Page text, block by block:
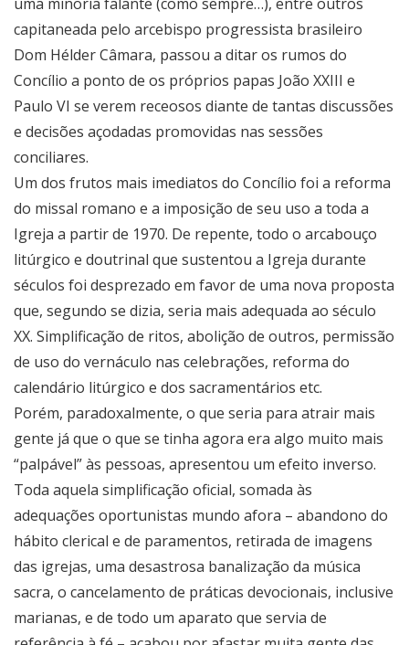
capitaneada pelo arcebispo progressista brasileiro
Dom Hélder Câmara, passou a ditar os rumos do
Concílio a ponto de os próprios papas João XXIII e
Paulo VI se verem receosos diante de tantas discussões
e decisões açodadas promovidas nas sessões
conciliares.
Um dos frutos mais imediatos do Concílio foi a reforma
do missal romano e a imposição de seu uso a toda a
Igreja a partir de 1970. De repente, todo o arcabouço
litúrgico e doutrinal que sustentou a Igreja durante
séculos foi desprezado em favor de uma nova proposta
que, segundo se dizia, seria mais adequada ao século
XX. Simplificação de ritos, abolição de outros, permissão
de uso do vernáculo nas celebrações, reforma do
calendário litúrgico e dos sacramentários etc.
Porém, paradoxalmente, o que seria para atrair mais
gente já que o que se tinha agora era algo muito mais
“palpável” às pessoas, apresentou um efeito inverso.
Toda aquela simplificação oficial, somada às
adequações oportunistas mundo afora – abandono do
hábito clerical e de paramentos, retirada de imagens
das igrejas, uma desastrosa banalização da música
sacra, o cancelamento de práticas devocionais, inclusive
marianas, e de todo um aparato que servia de